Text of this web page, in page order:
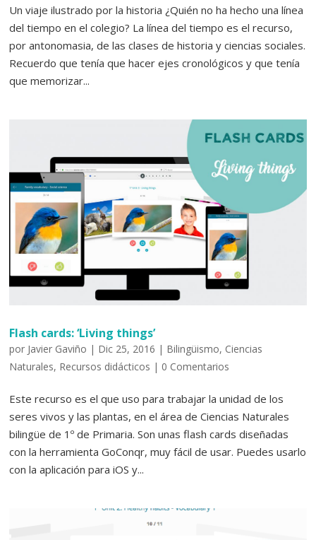
Un viaje ilustrado por la historia ¿Quién no ha hecho una línea
del tiempo en el colegio? La línea del tiempo es el recurso,
por antonomasia, de las clases de historia y ciencias sociales.
Recuerdo que tenía que hacer ejes cronológicos y que tenía
que memorizar...
Flash cards: ‘Living things’
por Javier Gaviño | Dic 25, 2016 | Bilingüismo, Ciencias
Naturales, Recursos didácticos | 0 Comentarios
Este recurso es el que uso para trabajar la unidad de los
seres vivos y las plantas, en el área de Ciencias Naturales
bilingüe de 1º de Primaria. Son unas flash cards diseñadas
con la herramienta GoConqr, muy fácil de usar. Puedes usarlo
con la aplicación para iOS y...